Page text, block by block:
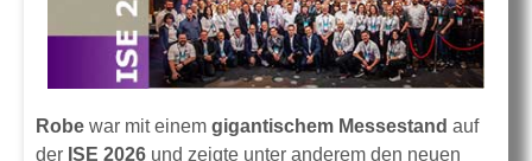
Robe war mit einem gigantischem Messestand auf
der ISE 2026 und zeigte unter anderem den neuen